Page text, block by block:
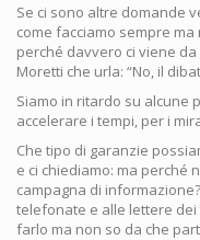
Se ci sono altre domande
come facciamo sempre
perché davvero ci viene
Moretti che urla: “No, il
Siamo in ritardo su alcune
accelerare i tempi, per i
Che tipo di garanzie
e ci chiediamo: ma perché
campagna di
telefonate e alle lettere
farlo ma non so da che